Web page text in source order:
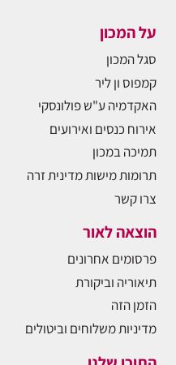
על המכון
סגל המכון
קמפוס ון ליר
האקדמיה ע"ש פולונסקי
אירוח כנסים ואירועים
תמיכה במכון
תרומות מישות מדינית זרה
צרו קשר
הוצאה לאור
פרסומים אחרונים
תיאוריה וביקורת
הזמן הזה
מדיניות משלוחים וביטולים